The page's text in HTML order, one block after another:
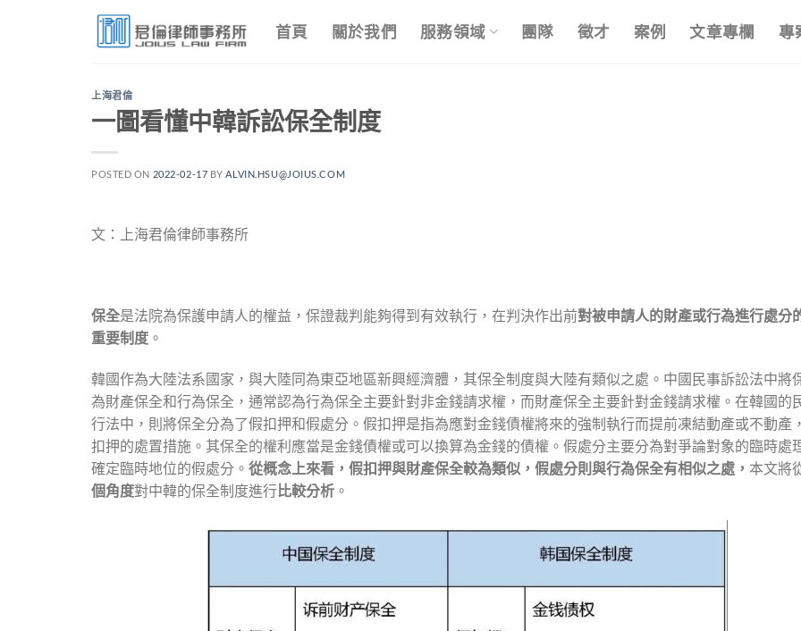
首頁 關於我們 服務領域 團隊 徵才 案例 文章專欄 專
上海君倫
一圖看懂中韓訴訟保全制度
POSTED ON 2022-02-17 BY ALVIN.HSU@JOIUS.COM
文：上海君倫律師事務所
保全是法院為保護申請人的權益，保證裁判能夠得到有效執行，在判決作出前對被申請人的財產或行為進行處分
重要制度 。
韓國作為大陸法系國家，與大陸同為東亞地區新興經濟體，其保全制度與大陸有類似之處。中國民事訴訟法中將
為財產保全和行為保全，通常認為行為保全主要針對非金錢請求權，而財產保全主要針對金錢請求權。在韓國的
行法中，則將保全分為了假扣押和假處分。假扣押是指為應對金錢債權將來的強制執行而提前凍結動產或不動產
扣押的處置措施。其保全的權利應當是金錢債權或可以換算為金錢的債權。假處分主要分為對爭論對象的臨時處
確定臨時地位的假處分。 從概念上來看，假扣押與財產保全較為類似，假處分則與行為保全有相似之處， 本文將
個角度對中韓的保全制度進行 比較分析 。